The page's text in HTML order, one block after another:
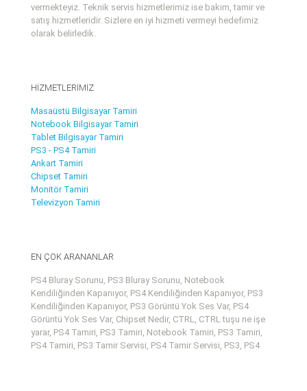
vermekteyiz. Teknik servis hizmetlerimiz ise bakım, tamir ve
satış hizmetleridir. Sizlere en iyi hizmeti vermeyi hedefimiz
olarak belirledik.
HİZMETLERİMİZ
Masaüstü Bilgisayar Tamiri
Notebook Bilgisayar Tamiri
Tablet Bilgisayar Tamiri
PS3 - PS4 Tamiri
Ankart Tamiri
Chipset Tamiri
Monitör Tamiri
Televizyon Tamiri
EN ÇOK ARANANLAR
PS4 Bluray Sorunu, PS3 Bluray Sorunu, Notebook
Kendiliğinden Kapanıyor, PS4 Kendiliğinden Kapanıyor, PS3
Kendiliğinden Kapanıyor, PS3 Görüntü Yok Ses Var, PS4
Görüntü Yok Ses Var, Chipset Nedir, CTRL, CTRL tuşu ne işe
yarar, PS4 Tamiri, PS3 Tamiri, Notebook Tamiri, PS3 Tamiri,
PS4 Tamiri, PS3 Tamir Servisi, PS4 Tamir Servisi, PS3, PS4